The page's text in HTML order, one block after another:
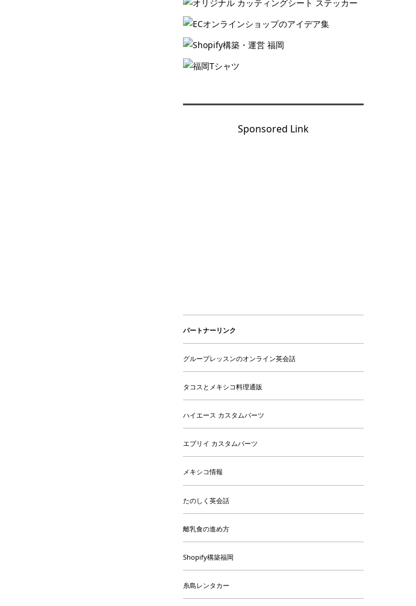
Sponsored Link
パートナーリンク
グループレッスンのオンライン英会話
タコスとメキシコ料理通販
ハイエース カスタムパーツ
エブリイ カスタムパーツ
メキシコ情報
たのしく英会話
離乳食の進め方
Shopify構築福岡
糸島レンタカー